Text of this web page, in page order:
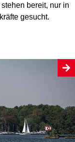
bereit, nur in
gesucht.